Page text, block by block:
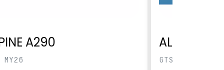
A290
MY26
ALPINE
GTS MY26